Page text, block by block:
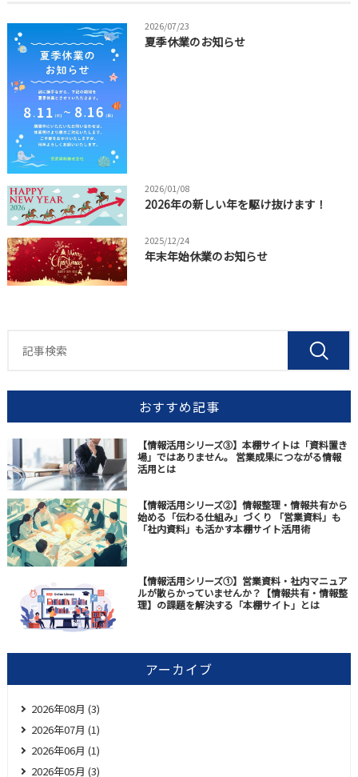
2026/07/23
夏季休業のお知らせ
2026/01/08
2026年の新しい年を駆け抜けます！
2025/12/24
年末年始休業のお知らせ
おすすめ記事
【情報活用シリーズ③】本棚サイトは「資料置き
場」ではありません。 営業成果につながる情報
活用とは
【情報活用シリーズ②】情報整理・情報共有から
始める「伝わる仕組み」づくり 「営業資料」も
「社内資料」も活かす本棚サイト活用術
【情報活用シリーズ①】営業資料・社内マニュア
ルが散らかっていませんか？【情報共有・情報整
理】の課題を解決する「本棚サイト」とは
アーカイブ
2026年08月 (3)
2026年07月 (1)
2026年06月 (1)
2026年05月 (3)